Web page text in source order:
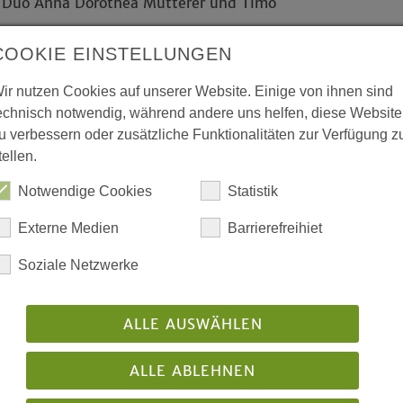
BRÜCKEN - Konzert mit Anna
(Violine) und Timo Böcking
Stehkaffee
of Klassik & Pop: Singen mit Sarah
Uhr Mitgliederversammlung des
Kirchenmusikwerkes
Mittagessen für die Teilnehmenden der
kirchenmusik
EINSTELLUNGEN
nutzen Cookies auf unserer Website. Einige von ihnen sind
notwendig, während andere uns helfen, diese Website
verbessern oder zusätzliche Funktionalitäten zur Verfügung
Notwendige Cookies Statistik
Externe Medien Barrierefreihiet
Soziale Netzwerke
ALLE AUSWÄHLEN
ALLE ABLEHNEN